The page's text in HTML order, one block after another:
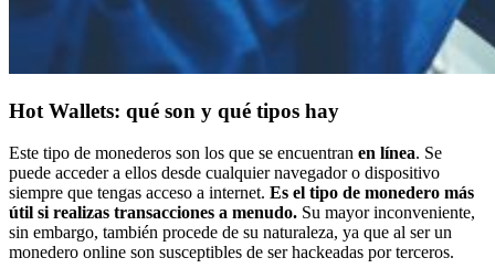
Hot Wallets: qué son y qué tipos hay
Este tipo de monederos son los que se encuentran en línea. Se
puede acceder a ellos desde cualquier navegador o dispositivo
siempre que tengas acceso a internet. Es el tipo de monedero más
útil si realizas transacciones a menudo. Su mayor inconveniente,
sin embargo, también procede de su naturaleza, ya que al ser un
monedero online son susceptibles de ser hackeadas por terceros.